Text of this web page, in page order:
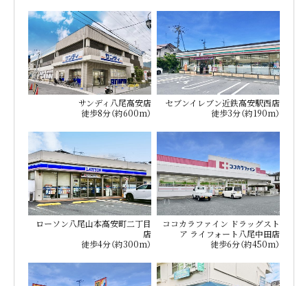
サンディ八尾高安店
徒歩8分（約600m）
セブンイレブン近鉄高安駅西店
徒歩3分（約190m）
ローソン八尾山本高安町二丁目
店
徒歩4分（約300m）
ココカラファイン ドラッグスト
ア ライフォート八尾中田店
徒歩6分（約450m）